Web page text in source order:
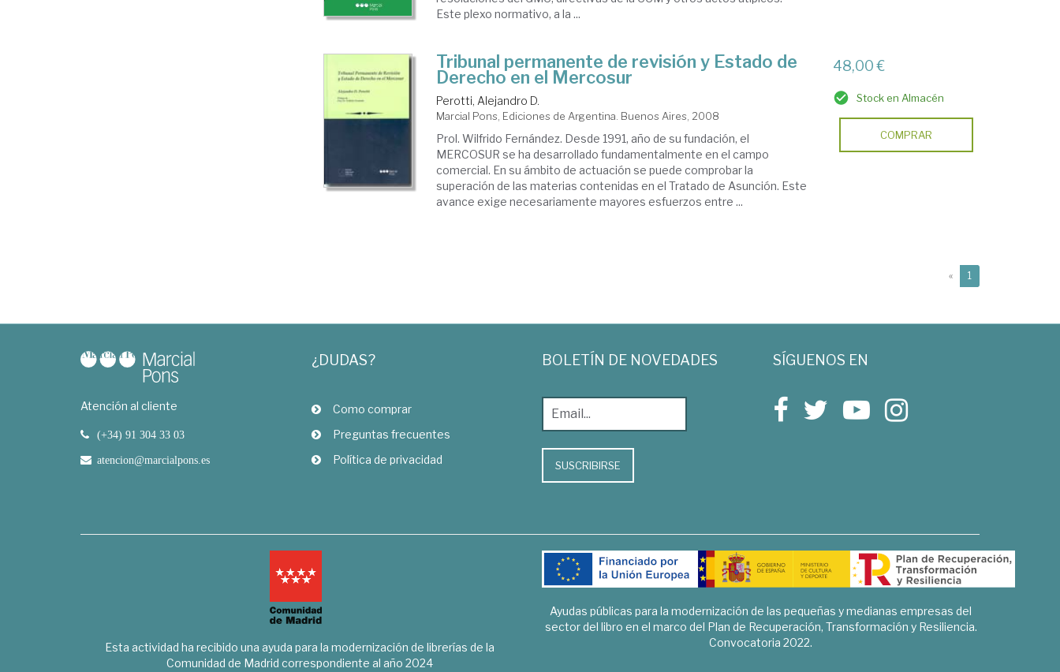
Este plexo normativo, a la ...
Tribunal permanente de revisión y Estado de
Derecho en el Mercosur
Perotti, Alejandro D.
Marcial Pons, Ediciones de Argentina. Buenos Aires, 2008
Prol. Wilfrido Fernández. Desde 1991, año de su fundación, el
MERCOSUR se ha desarrollado fundamentalmente en el campo
comercial. En su ámbito de actuación se puede comprobar la
superación de las materias contenidas en el Tratado de Asunción. Este
avance exige necesariamente mayores esfuerzos entre ...
48,00 €
Stock en Almacén
COMPRAR
« 1
Atención al cliente
(+34) 91 304 33 03
atencion@marcialpons.es
¿DUDAS?
Como comprar
Preguntas frecuentes
Política de privacidad
BOLETÍN DE NOVEDADES
SUSCRIBIRSE
SÍGUENOS EN
Esta actividad ha recibido una ayuda para la modernización de librerías de la
Comunidad de Madrid correspondiente al año 2024
Ayudas públicas para la modernización de las pequeñas y medianas empresas del
sector del libro en el marco del Plan de Recuperación, Transformación y Resiliencia.
Convocatoria 2022.